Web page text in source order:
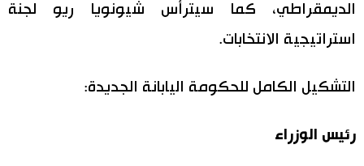
الديمقراطي، كما سيترأس شيونويا ريو لجنة
استراتيجية الانتخابات.
التشكيل الكامل للحكومة اليابانة الجديدة:
رئيس الوزراء